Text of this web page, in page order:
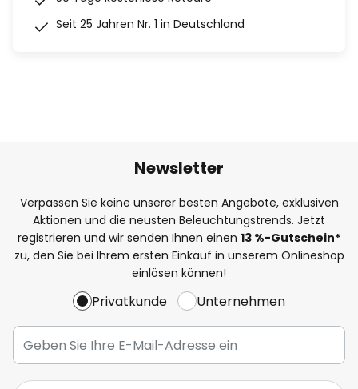
Seit 25 Jahren Nr. 1 in Deutschland
Newsletter
Verpassen Sie keine unserer besten Angebote, exklusiven
Aktionen und die neusten Beleuchtungstrends. Jetzt
registrieren und wir senden Ihnen einen 13 %-Gutschein*
zu, den Sie bei Ihrem ersten Einkauf in unserem Onlineshop
einlösen können!
Privatkunde Unternehmen